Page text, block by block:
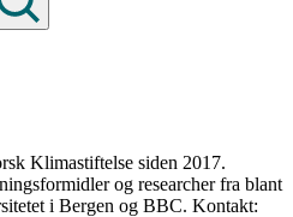
Klimastiftelse siden 2017.
og researcher fra blant
i Bergen og BBC. Kontakt: